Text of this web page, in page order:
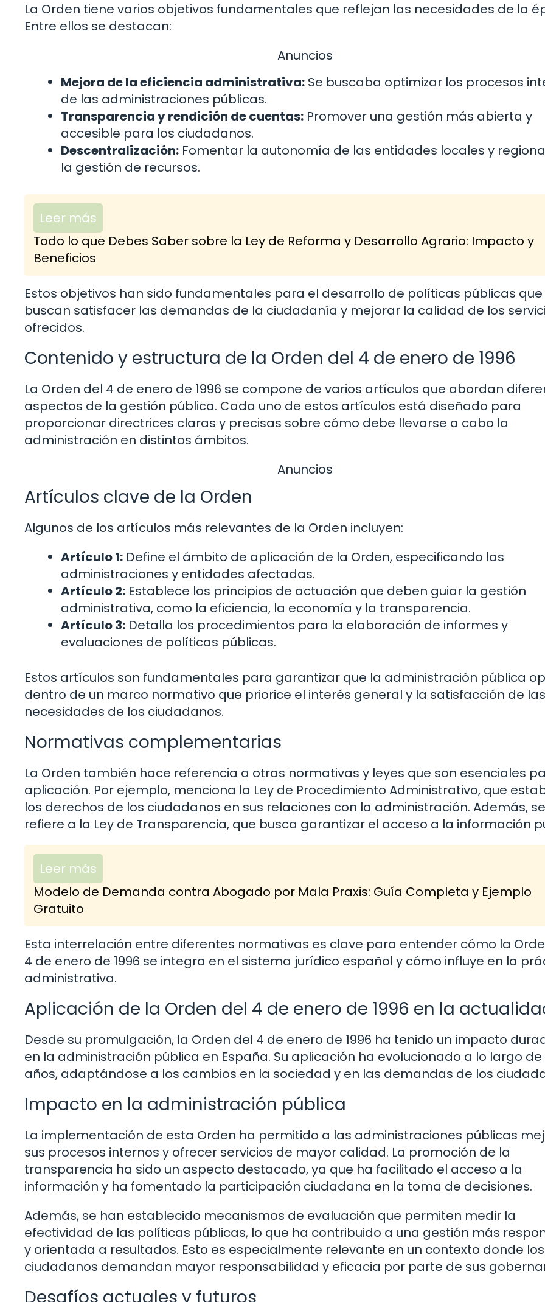
La Orden tiene varios objetivos fundamentales que reflejan las necesidades de la
Entre ellos se destacan:
Anuncios
Mejora de la eficiencia administrativa: Se buscaba optimizar los procesos
de las administraciones públicas.
Transparencia y rendición de cuentas: Promover una gestión más abierta y
accesible para los ciudadanos.
Descentralización: Fomentar la autonomía de las entidades locales y
la gestión de recursos.
Leer más
Todo lo que Debes Saber sobre la Ley de Reforma y Desarrollo Agrario: Impacto y
Beneficios
Estos objetivos han sido fundamentales para el desarrollo de políticas públicas que
buscan satisfacer las demandas de la ciudadanía y mejorar la calidad de los
ofrecidos.
Contenido y estructura de la Orden del 4 de enero de 1996
La Orden del 4 de enero de 1996 se compone de varios artículos que abordan
aspectos de la gestión pública. Cada uno de estos artículos está diseñado para
proporcionar directrices claras y precisas sobre cómo debe llevarse a cabo la
administración en distintos ámbitos.
Anuncios
Artículos clave de la Orden
Algunos de los artículos más relevantes de la Orden incluyen:
Artículo 1: Define el ámbito de aplicación de la Orden, especificando las
administraciones y entidades afectadas.
Artículo 2: Establece los principios de actuación que deben guiar la gestión
administrativa, como la eficiencia, la economía y la transparencia.
Artículo 3: Detalla los procedimientos para la elaboración de informes y
evaluaciones de políticas públicas.
Estos artículos son fundamentales para garantizar que la administración pública
dentro de un marco normativo que priorice el interés general y la satisfacción de las
necesidades de los ciudadanos.
Normativas complementarias
La Orden también hace referencia a otras normativas y leyes que son esenciales
aplicación. Por ejemplo, menciona la Ley de Procedimiento Administrativo, que
los derechos de los ciudadanos en sus relaciones con la administración. Además, se
refiere a la Ley de Transparencia, que busca garantizar el acceso a la información
Leer más
Modelo de Demanda contra Abogado por Mala Praxis: Guía Completa y Ejemplo
Gratuito
Esta interrelación entre diferentes normativas es clave para entender cómo la
4 de enero de 1996 se integra en el sistema jurídico español y cómo influye en la
administrativa.
Aplicación de la Orden del 4 de enero de 1996 en la
Desde su promulgación, la Orden del 4 de enero de 1996 ha tenido un impacto
en la administración pública en España. Su aplicación ha evolucionado a lo largo de
años, adaptándose a los cambios en la sociedad y en las demandas de los
Impacto en la administración pública
La implementación de esta Orden ha permitido a las administraciones públicas
sus procesos internos y ofrecer servicios de mayor calidad. La promoción de la
transparencia ha sido un aspecto destacado, ya que ha facilitado el acceso a la
información y ha fomentado la participación ciudadana en la toma de decisiones.
Además, se han establecido mecanismos de evaluación que permiten medir la
efectividad de las políticas públicas, lo que ha contribuido a una gestión más
y orientada a resultados. Esto es especialmente relevante en un contexto donde los
ciudadanos demandan mayor responsabilidad y eficacia por parte de sus